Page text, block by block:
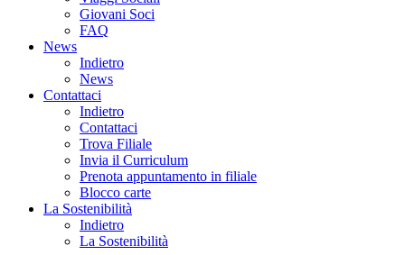
Giovani Soci
FAQ
News
Indietro
News
Contattaci
Indietro
Contattaci
Trova Filiale
Invia il Curriculum
Prenota appuntamento in filiale
Blocco carte
La Sostenibilità
Indietro
La Sostenibilità